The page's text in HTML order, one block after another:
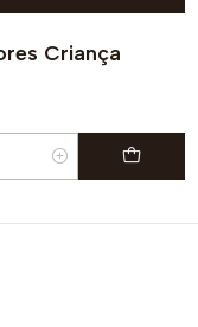
Criança